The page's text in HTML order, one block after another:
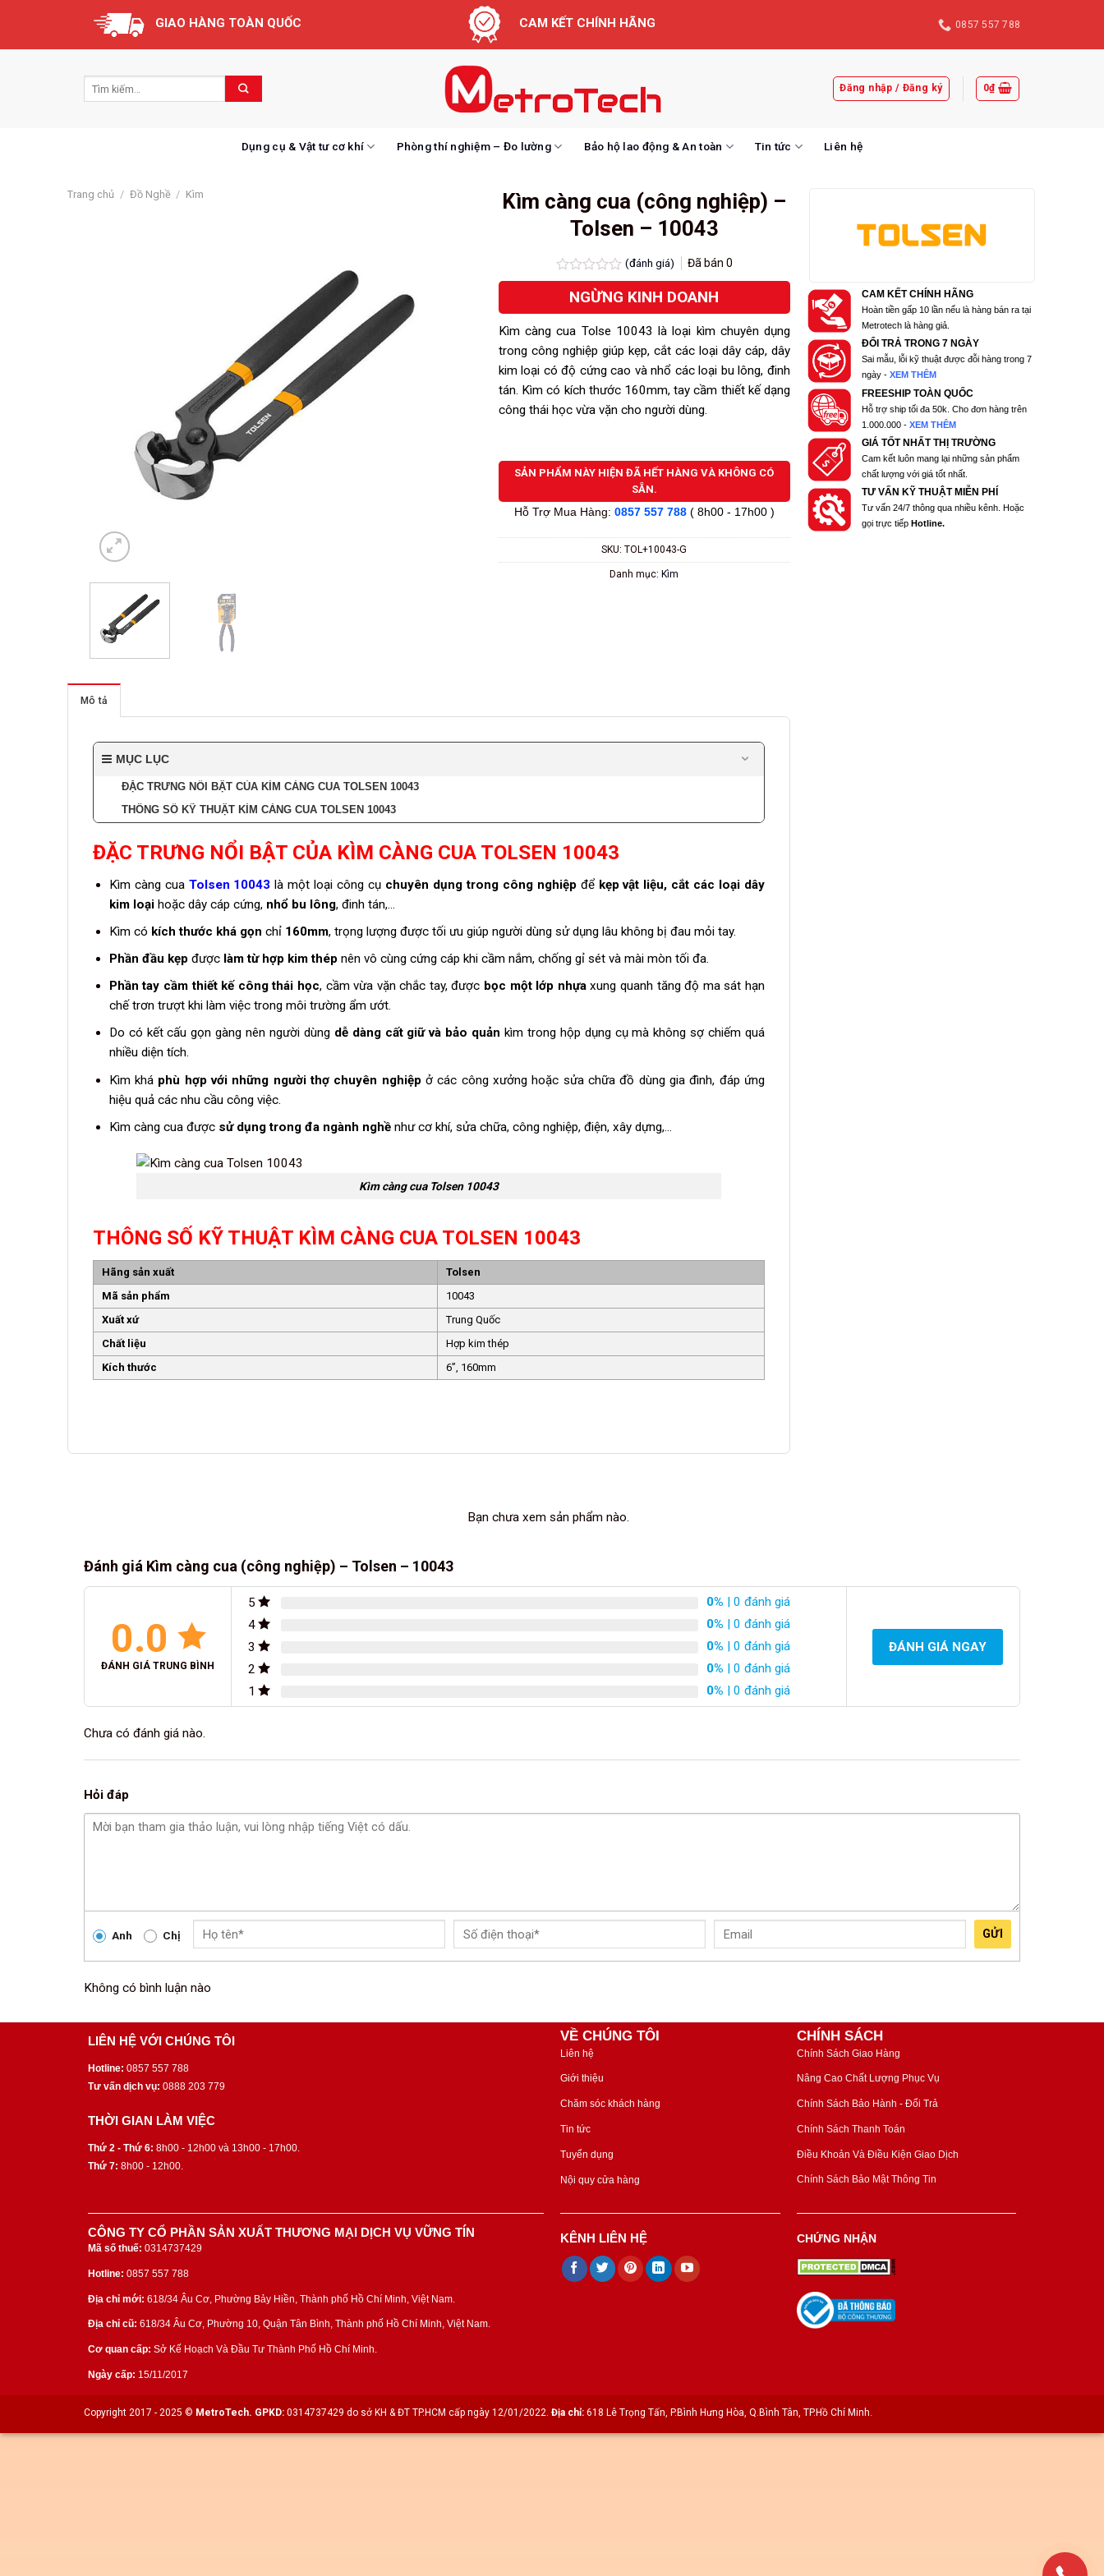
content
GIAO HÀNG TOÀN QUỐC CAM KẾT CHÍNH HÃNG 0857 557 788
Đăng nhập / Đăng ký 0₫
Dụng cụ & Vật tư cơ khí Phòng thí nghiệm – Đo lường Bảo hộ lao động & An toàn Tin tức Liên hệ
Trang chủ / Đồ Nghề / Kìm
Kìm càng cua (công nghiệp) –
Tolsen – 10043
Được
xếp
5
sao
(đánh giá) Đã bán0
NGỪNG KINH DOANH
Kìm càng cua Tolse 10043 là loại kìm chuyên dụng
trong công nghiệp giúp kẹp, cắt các loại dây cáp, dây
kim loại có độ cứng cao và nhổ các loại bu lông, đinh
tán. Kìm có kích thước 160mm, tay cầm thiết kế dạng
công thái học vừa vặn cho người dùng.
SẢN PHẨM NÀY HIỆN ĐÃ HẾT HÀNG VÀ KHÔNG CÓ
SẴN.
Hỗ Trợ Mua Hàng: 0857 557 788 ( 8h00 - 17h00 )
SKU:TOL+10043-G
Danh mục: Kìm
CAM KẾT CHÍNH HÃNG
Hoàn tiền gấp 10 lần nếu là hàng bán ra tại
Metrotech là hàng giả.
ĐỔI TRẢ TRONG 7 NGÀY
Sai mẫu, lỗi kỹ thuật được đỗi hàng trong 7
ngày -XEM THÊM
FREESHIP TOÀN QUỐC
Hỗ trợ ship tối đa 50k. Cho đơn hàng trên
1.000.000 -XEM THÊM
GIÁ TỐT NHẤT THỊ TRƯỜNG
Cam kết luôn mang lại những sản phẩm
chất lượng với giá tốt nhất.
TƯ VẤN KỸ THUẬT MIỄN PHÍ
Tư vấn 24/7 thông qua nhiều kênh. Hoặc
gọi trực tiếp Hotline.
Mô tả
MỤC LỤC
ĐẶC TRƯNG NỔI BẬT CỦA KÌM CÀNG CUA TOLSEN 10043
THÔNG SỐ KỸ THUẬT KÌM CÀNG CUA TOLSEN 10043
ĐẶC TRƯNG NỔI BẬT CỦA KÌM CÀNG CUA TOLSEN 10043
Kìm càng cua Tolsen 10043 là một loại công cụ chuyên dụng trong công nghiệp để kẹp vật liệu, cắt các loại dây
kim loạihoặc dây cáp cứng, nhổ bu lông, đinh tán,…
Kìm có kích thước khá gọn chỉ 160mm, trọng lượng được tối ưu giúp người dùng sử dụng lâu không bị đau mỏi tay.
Phần đầu kẹp được làm từ hợp kim thép nên vô cùng cứng cáp khi cầm nắm, chống gỉ sét và mài mòn tối đa.
Phần tay cầm thiết kế công thái học, cầm vừa vặn chắc tay, được bọc một lớp nhựaxung quanh tăng độ ma sát hạn
chế trơn trượt khi làm việc trong môi trường ẩm ướt.
Do có kết cấu gọn gàng nên người dùng dễ dàng cất giữ và bảo quản kìm trong hộp dụng cụ mà không sợ chiếm quá
nhiều diện tích.
Kìm khá phù hợp với những người thợ chuyên nghiệp ở các công xưởng hoặc sửa chữa đồ dùng gia đình, đáp ứng
hiệu quả các nhu cầu công việc.
Kìm càng cua đượcsử dụng trong đa ngành nghềnhư cơ khí, sửa chữa, công nghiệp, điện, xây dựng,…
Kìm càng cua Tolsen 10043
THÔNG SỐ KỸ THUẬT KÌM CÀNG CUA TOLSEN 10043
Hãng sản xuất
Tolsen
Mã sản phẩm
10043
Xuất xứ
Trung Quốc
Chất liệu
Hợp kim thép
Kích thước
6”, 160mm
Bạn chưa xem sản phẩm nào.
Đánh giá Kìm càng cua (công nghiệp) – Tolsen – 10043
0.0
ĐÁNH GIÁ TRUNG BÌNH
5 0% | 0 đánh giá
4
0% | 0 đánh giá
3
0% | 0 đánh giá
2
0% | 0 đánh giá
1
0% | 0 đánh giá
ĐÁNH GIÁ NGAY
Chưa có đánh giá nào.
Hỏi đáp
Anh Chị GỬI
Không có bình luận nào
LIÊN HỆ VỚI CHÚNG TÔI
Hotline: 0857 557 788
Tư vấn dịch vụ: 0888 203 779
THỜI GIAN LÀM VIỆC
Thứ 2 - Thứ 6: 8h00 - 12h00 và 13h00 - 17h00.
Thứ 7: 8h00 - 12h00.
VỀ CHÚNG TÔI
Liên hệ
Giới thiệu
Chăm sóc khách hàng
Tin tức
Tuyển dụng
Nội quy cửa hàng
CHÍNH SÁCH
Chính Sách Giao Hàng
Nâng Cao Chất Lượng Phục Vụ
Chính Sách Bảo Hành - Đổi Trả
Chính Sách Thanh Toán
Điều Khoản Và Điều Kiện Giao Dịch
Chính Sách Bảo Mật Thông Tin
CÔNG TY CỔ PHẦN SẢN XUẤT THƯƠNG MẠI DỊCH VỤ VỮNG TÍN
Mã số thuế: 0314737429
Hotline: 0857 557 788
Địa chỉ mới: 618/34 Âu Cơ, Phường Bảy Hiền, Thành phố Hồ Chí Minh, Việt Nam.
Địa chỉ cũ: 618/34 Âu Cơ, Phường 10, Quận Tân Bình, Thành phố Hồ Chí Minh, Việt Nam.
Cơ quan cấp: Sở Kế Hoạch Và Đầu Tư Thành Phố Hồ Chí Minh.
Ngày cấp: 15/11/2017
KÊNH LIÊN HỆ CHỨNG NHẬN
Copyright 2017 - 2025 © MetroTech. GPKD: 0314737429 do sở KH & ĐT TP.HCM cấp ngày 12/01/2022. Địa chỉ: 618 Lê Trọng Tấn, P.Bình Hưng Hòa, Q.Bình Tân, TP.Hồ Chí Minh.